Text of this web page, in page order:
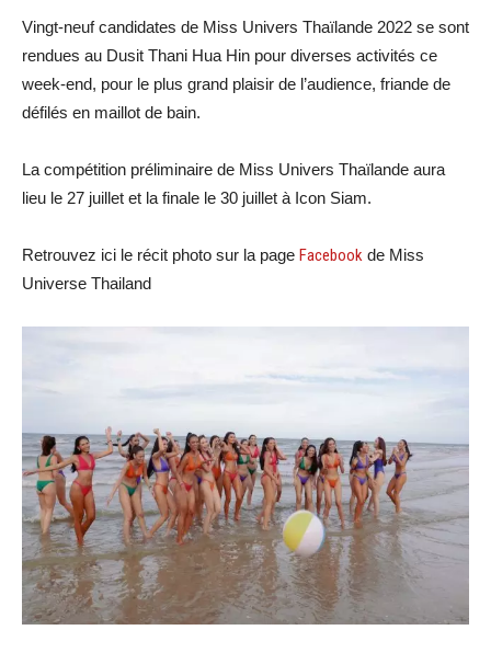
Vingt-neuf candidates de Miss Univers Thaïlande 2022 se sont
rendues au Dusit Thani Hua Hin pour diverses activités ce
week-end, pour le plus grand plaisir de l’audience, friande de
défilés en maillot de bain.
La compétition préliminaire de Miss Univers Thaïlande aura
lieu le 27 juillet et la finale le 30 juillet à Icon Siam.
Retrouvez ici le récit photo sur la page Facebook de Miss
Universe Thailand